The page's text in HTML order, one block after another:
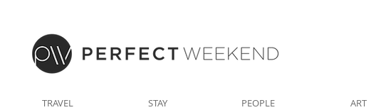
ART
PEOPLE
STAY
TRAVEL